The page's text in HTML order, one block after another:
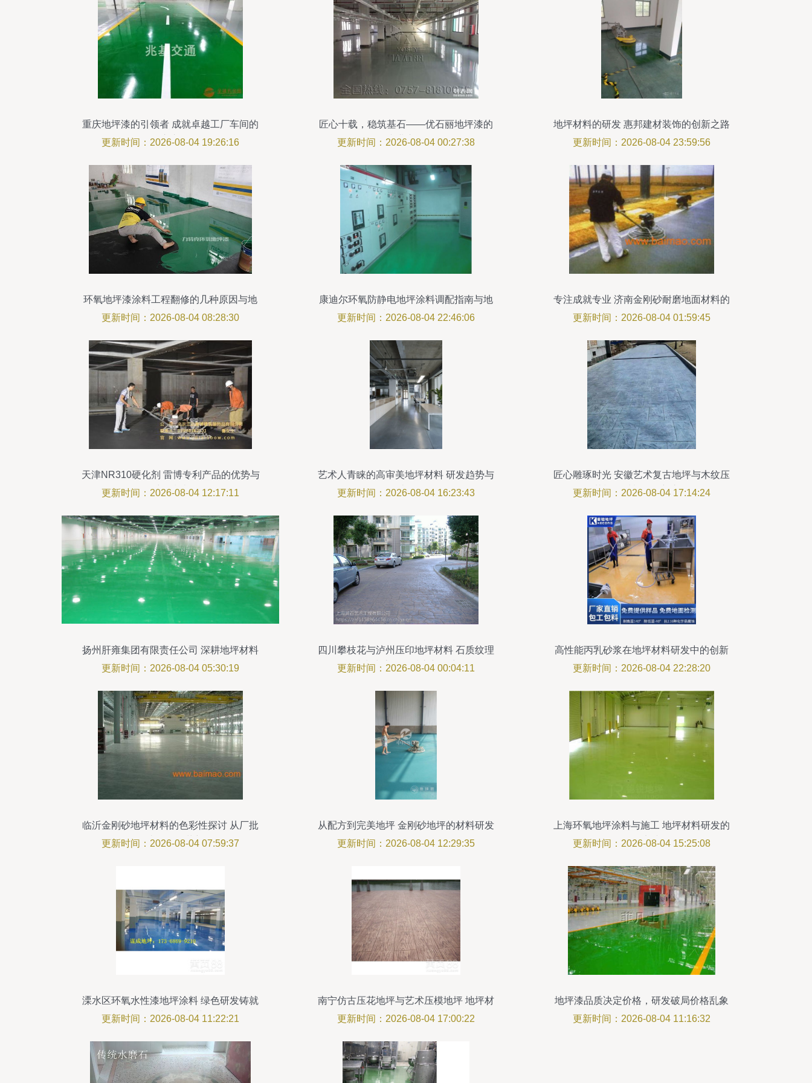
重庆地坪漆的引领者 成就卓越工厂车间的
匠心之道
更新时间：2026-08-04 19:26:16
匠心十载，稳筑基石——优石丽地坪漆的
专业之道
更新时间：2026-08-04 00:27:38
地坪材料的研发 惠邦建材装饰的创新之路
更新时间：2026-08-04 23:59:56
环氧地坪漆涂料工程翻修的几种原因与地
坪材料的研发方向
更新时间：2026-08-04 08:28:30
康迪尔环氧防静电地坪涂料调配指南与地
坪材料的研发思路
更新时间：2026-08-04 22:46:06
专注成就专业 济南金刚砂耐磨地面材料的
价值探讨
更新时间：2026-08-04 01:59:45
天津NR310硬化剂 雷博专利产品的优势与
采购指南
更新时间：2026-08-04 12:17:11
艺术人青睐的高审美地坪材料 研发趋势与
灵感解析
更新时间：2026-08-04 16:23:43
匠心雕琢时光 安徽艺术复古地坪与木纹压
花模具材料的创新之路
更新时间：2026-08-04 17:14:24
扬州肝雍集团有限责任公司 深耕地坪材料
研发，赋能产业新未来
更新时间：2026-08-04 05:30:19
四川攀枝花与泸州压印地坪材料 石质纹理
助力生态海绵城市新篇章
更新时间：2026-08-04 00:04:11
高性能丙乳砂浆在地坪材料研发中的创新
突破
更新时间：2026-08-04 22:28:20
临沂金刚砂地坪材料的色彩性探讨 从厂批
源头到研发革新
更新时间：2026-08-04 07:59:37
从配方到完美地坪 金刚砂地坪的材料研发
探秘
更新时间：2026-08-04 12:29:35
上海环氧地坪涂料与施工 地坪材料研发的
前沿实践
更新时间：2026-08-04 15:25:08
溧水区环氧水性漆地坪涂料 绿色研发铸就
合作共赢新典范
更新时间：2026-08-04 11:22:21
南宁仿古压花地坪与艺术压模地坪 地坪材
料的研发与创新施工艺术
更新时间：2026-08-04 17:00:22
地坪漆品质决定价格，研发破局价格乱象
更新时间：2026-08-04 11:16:32